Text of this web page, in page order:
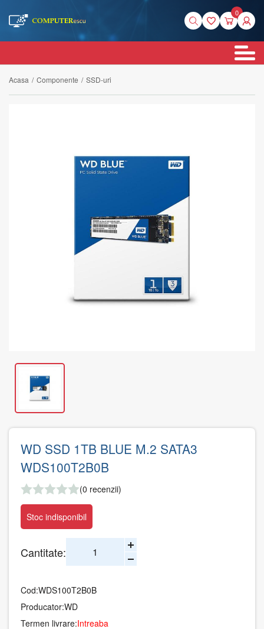
0
Acasa / Componente / SSD-uri
WD SSD 1TB BLUE M.2 SATA3
WDS100T2B0B
(0 recenzii)
Stoc indisponibil
Cantitate:
Cod:WDS100T2B0B
Producator:WD
Termen livrare:Intreaba